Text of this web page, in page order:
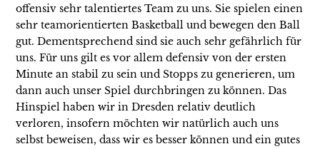
offensiv sehr talentiertes Team zu uns. Sie spielen einen
sehr teamorientierten Basketball und bewegen den Ball
gut. Dementsprechend sind sie auch sehr gefährlich für
uns. Für uns gilt es vor allem defensiv von der ersten
Minute an stabil zu sein und Stopps zu generieren, um
dann auch unser Spiel durchbringen zu können. Das
Hinspiel haben wir in Dresden relativ deutlich
verloren, insofern möchten wir natürlich auch uns
selbst beweisen, dass wir es besser können und ein gutes